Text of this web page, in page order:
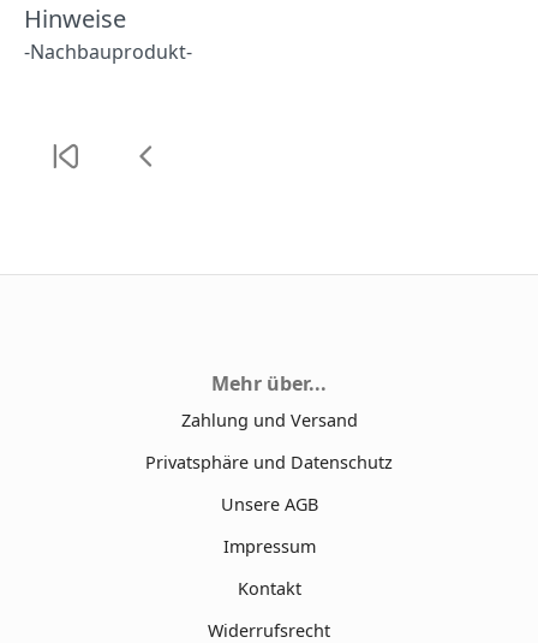
Hinweise
-Nachbauprodukt-
Mehr über...
Zahlung und Versand
Privatsphäre und Datenschutz
Unsere AGB
Impressum
Kontakt
Widerrufsrecht